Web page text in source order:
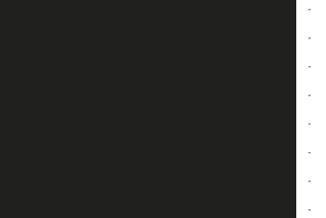
·
·
·
·
·
·
·
·